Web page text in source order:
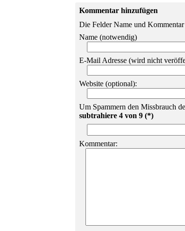
Kommentar hinzufügen
Die Felder Name und
Name (notwendig)
E-Mail Adresse (wird nicht
Website (optional):
Um Spammern den Missbrauch
subtrahiere 4 von 9 (*)
Kommentar: